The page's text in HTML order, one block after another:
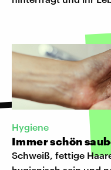
Hygiene
Immer schön
Schweiß, fettige